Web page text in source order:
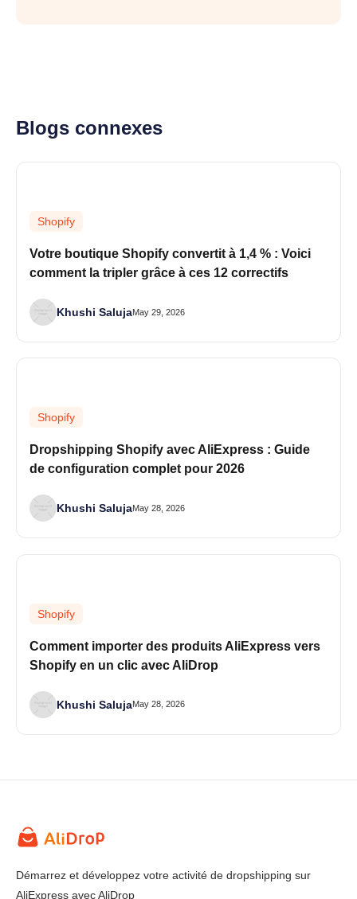
Blogs connexes
Shopify
Votre boutique Shopify convertit à 1,4 % : Voici
comment la tripler grâce à ces 12 correctifs
Khushi SalujaMay 29, 2026
Shopify
Dropshipping Shopify avec AliExpress : Guide
de configuration complet pour 2026
Khushi SalujaMay 28, 2026
Shopify
Comment importer des produits AliExpress vers
Shopify en un clic avec AliDrop
Khushi SalujaMay 28, 2026
Démarrez et développez votre activité de dropshipping sur
AliExpress avec AliDrop